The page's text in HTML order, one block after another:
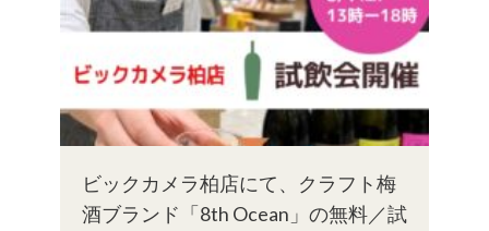
ビックカメラ柏店にて、クラフト梅
酒ブランド「8th Ocean」の無料／試